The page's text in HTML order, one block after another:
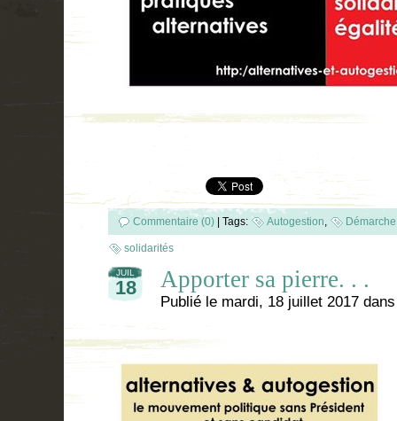
Commentaire (0) Tags: Autogestion,
solidarités
JUIL
18 Apporter sa pierre. . .
Publié le mardi, 18 juillet 2017